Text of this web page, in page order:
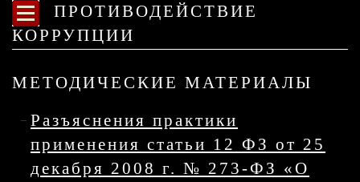
ПРОТИВОДЕЙСТВИЕ
КОРРУПЦИИ
МЕТОДИЧЕСКИЕ МАТЕРИАЛЫ
Разъяснения практики
применения статьи 12 ФЗ от 25
декабря 2008 г. № 273-ФЗ «О